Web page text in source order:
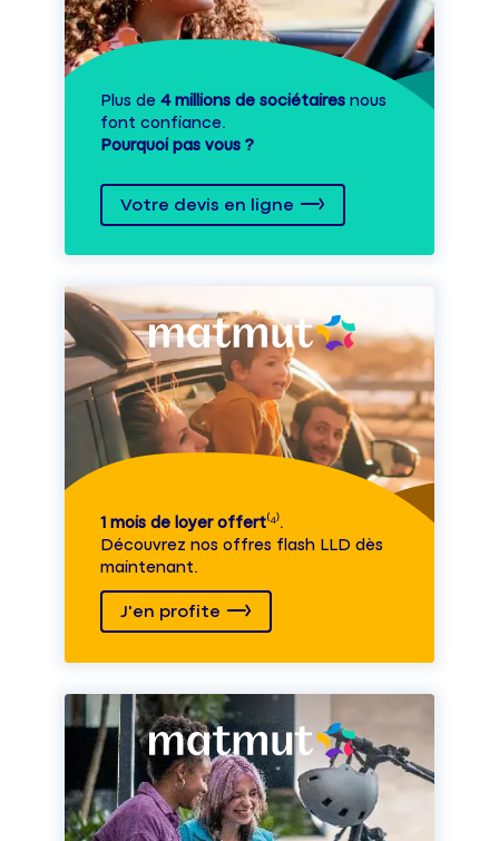
Plus de 4 millions de sociétaires nous
font confiance.
Pourquoi pas vous ?
Votre devis en ligne
1 mois de loyer offert⁽⁴⁾.
Découvrez nos offres flash LLD dès
maintenant.
J'en profite